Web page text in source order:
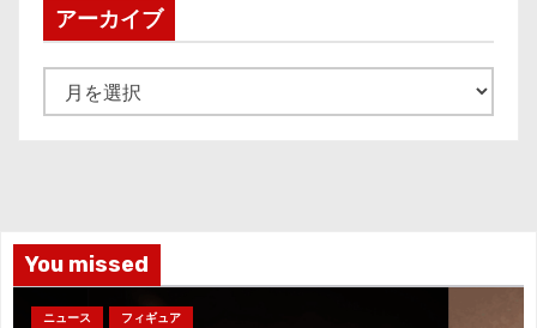
アーカイブ
ー
You missed
ニュース フィギュア